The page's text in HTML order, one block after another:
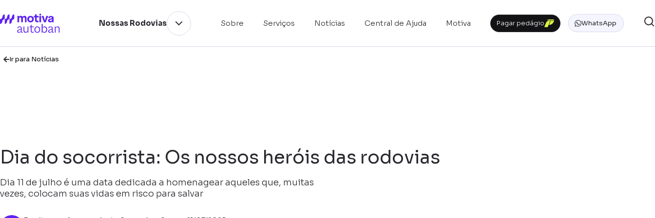
Nossas Rodovias Sobre Serviços Notícias Central de Ajuda Motiva Pagar pedágio WhatsApp
Ir para Notícias
Dia do socorrista: Os nossos heróis das rodovias
Dia 11 de julho é uma data dedicada a homenagear aqueles que, muitas
vezes, colocam suas vidas em risco para salvar